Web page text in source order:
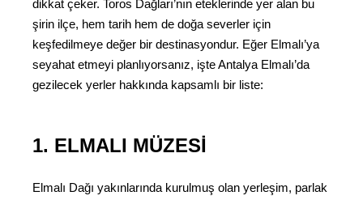
dikkat çeker. Toros Dağları’nın eteklerinde yer alan bu
şirin ilçe, hem tarih hem de doğa severler için
keşfedilmeye değer bir destinasyondur. Eğer Elmalı’ya
seyahat etmeyi planlıyorsanız, işte Antalya Elmalı’da
gezilecek yerler hakkında kapsamlı bir liste:
1. ELMALI MÜZESI
Elmalı Dağı yakınlarında kurulmuş olan yerleşim, parlak